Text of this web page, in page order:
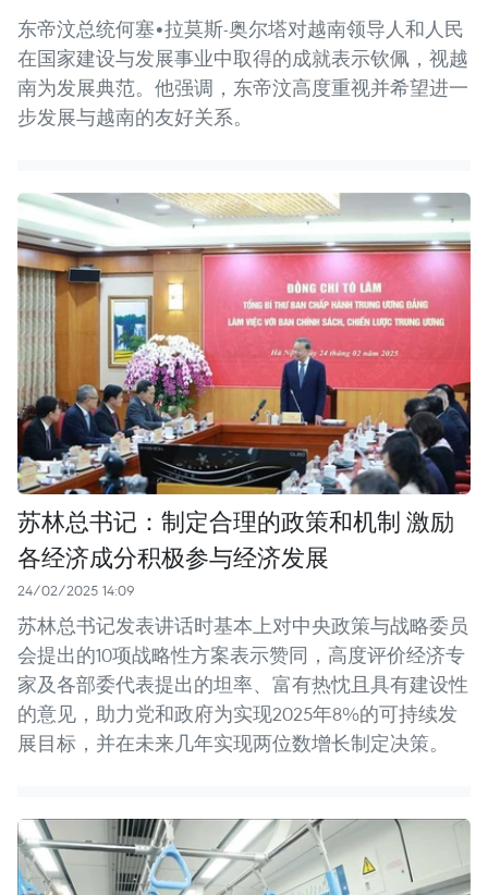
东帝汶总统何塞•拉莫斯-奥尔塔对越南领导人和人民
在国家建设与发展事业中取得的成就表示钦佩，视越
南为发展典范。他强调，东帝汶高度重视并希望进一
步发展与越南的友好关系。
苏林总书记：制定合理的政策和机制 激励
各经济成分积极参与经济发展
24/02/2025 14:09
苏林总书记发表讲话时基本上对中央政策与战略委员
会提出的10项战略性方案表示赞同，高度评价经济专
家及各部委代表提出的坦率、富有热忱且具有建设性
的意见，助力党和政府为实现2025年8%的可持续发
展目标，并在未来几年实现两位数增长制定决策。